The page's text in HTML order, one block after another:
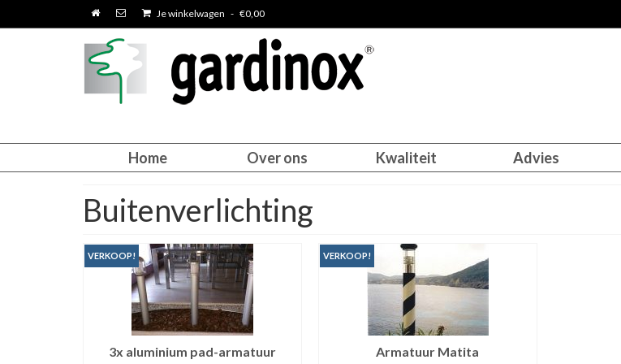
Je winkelwagen - €0,00
Home Over ons Kwaliteit Advies
Buitenverlichting
VERKOOP!
3x aluminium pad-armatuur
VERKOOP!
Armatuur Matita